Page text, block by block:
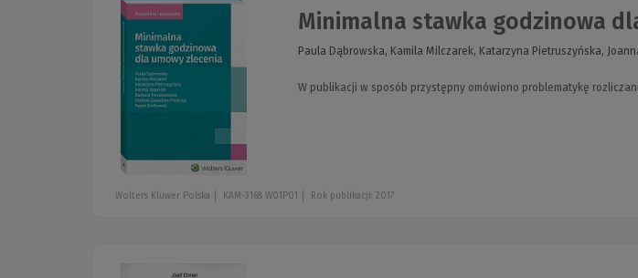
Minimalna stawka godzinowa
Paula Dąbrowska, Kamila Milczarek, Katarzyna Pietruszyńska,
W publikacji w sposób przystępny omówiono problematykę
Wolters Kluwer Polska KAM-3168 W01P01 Rok publikacji: 2017